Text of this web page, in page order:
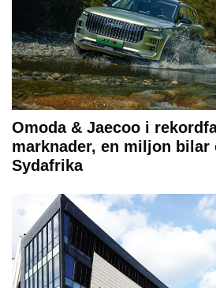
Omoda & Jaecoo i
marknader, en miljon
Sydafrika